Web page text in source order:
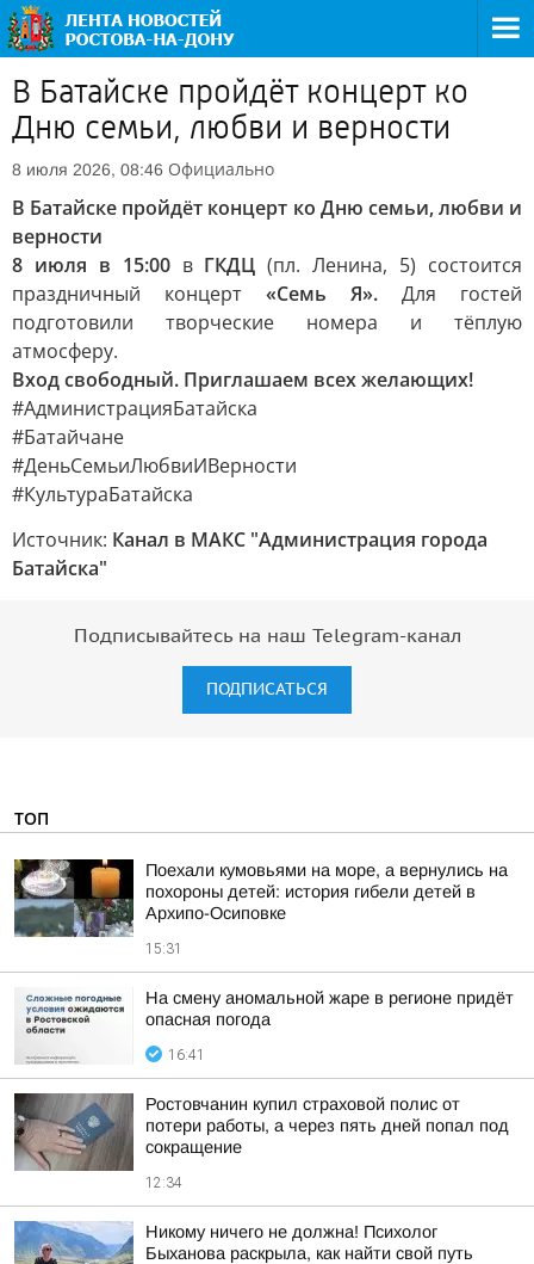
В Батайске пройдёт концерт ко
Дню семьи, любви и верности
8 июля 2026, 08:46 Официально
В Батайске пройдёт концерт ко Дню семьи, любви и
верности
8 июля в 15:00 в ГКДЦ (пл. Ленина, 5) состоится
праздничный концерт «Семь Я». Для гостей
подготовили творческие номера и тёплую
атмосферу.
Вход свободный. Приглашаем всех желающих!
#АдминистрацияБатайска
#Батайчане
#ДеньСемьиЛюбвиИВерности
#КультураБатайска
Источник: Канал в МАКС "Администрация города
Батайска"
Подписывайтесь на наш Telegram-канал
ПОДПИСАТЬСЯ
ТОП
Поехали кумовьями на море, а вернулись на
похороны детей: история гибели детей в
Архипо-Осиповке
15:31
На смену аномальной жаре в регионе придёт
опасная погода
16:41
Ростовчанин купил страховой полис от
потери работы, а через пять дней попал под
сокращение
12:34
Никому ничего не должна! Психолог
Быханова раскрыла, как найти свой путь